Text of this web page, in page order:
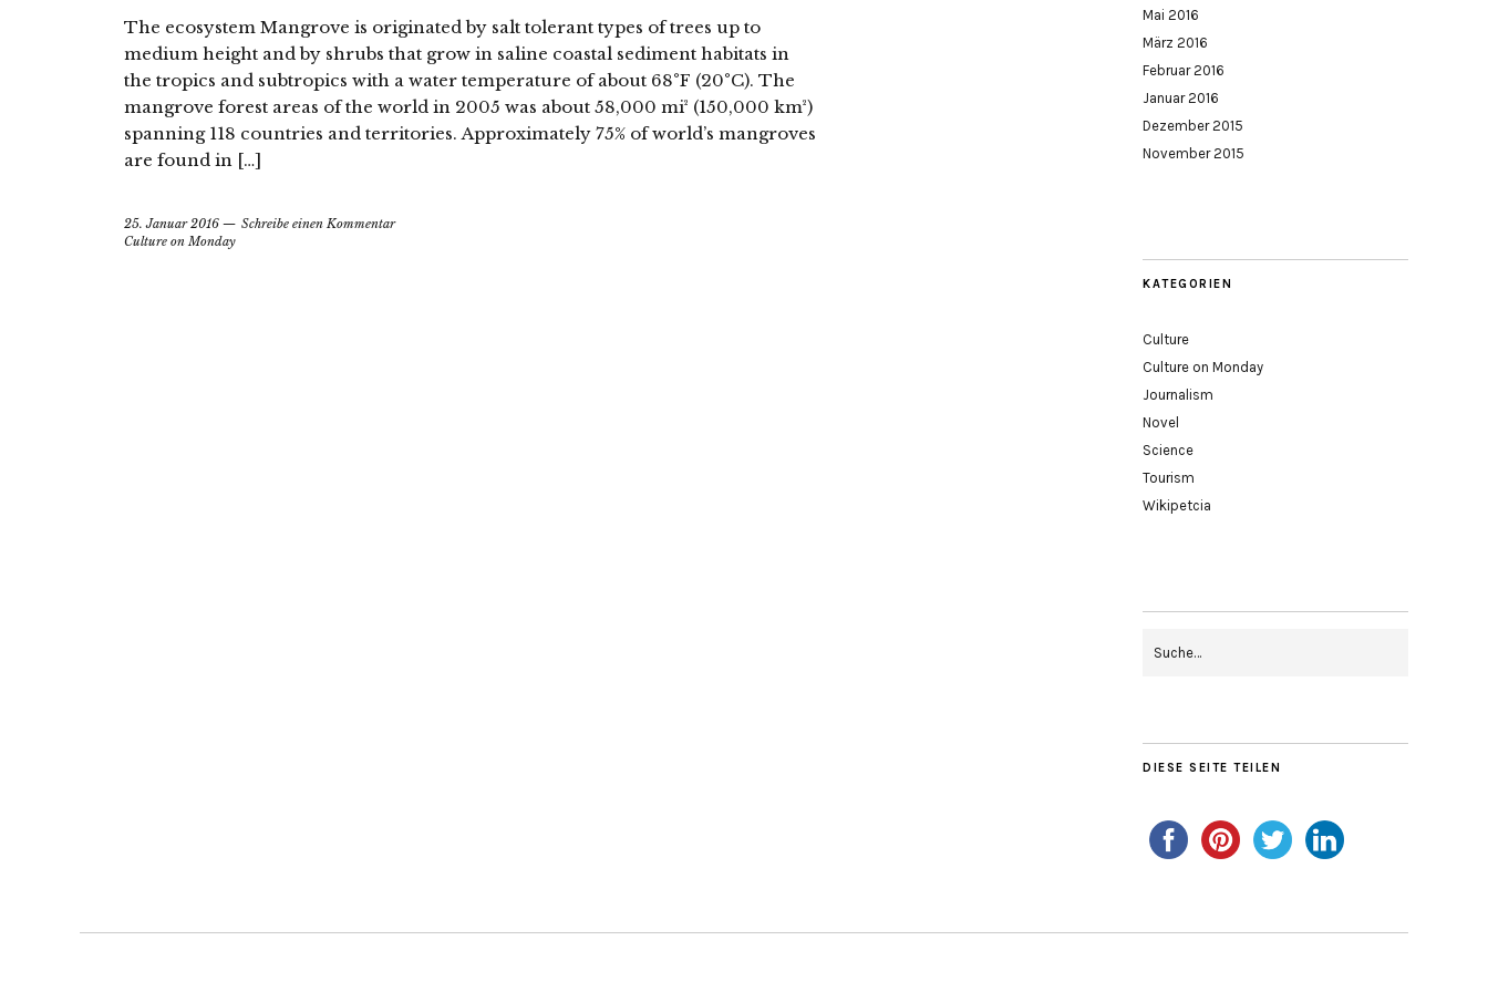
The ecosystem Mangrove is originated by salt tolerant types of trees up to
medium height and by shrubs that grow in saline coastal sediment habitats in
the tropics and subtropics with a water temperature of about 68°F (20°C). The
mangrove forest areas of the world in 2005 was about 58,000 mi² (150,000 km²)
spanning 118 countries and territories. Approximately 75% of world’s mangroves
are found in […]
25. Januar 2016
Schreibe einen Kommentar
Culture on Monday
Mai 2016
März 2016
Februar 2016
Januar 2016
Dezember 2015
November 2015
KATEGORIEN
Culture
Culture on Monday
Journalism
Novel
Science
Tourism
Wikipetcia
DIESE SEITE TEILEN